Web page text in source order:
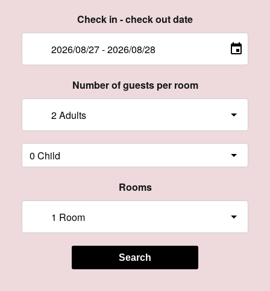
Check in - check out date
Number of guests per room
Rooms
Search